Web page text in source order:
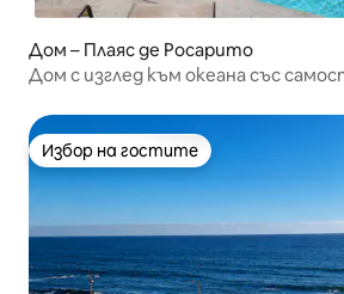
Дом – Плаяс де Росарито
Дом с изглед към океана със
Избор на гостите
Избор на гостите